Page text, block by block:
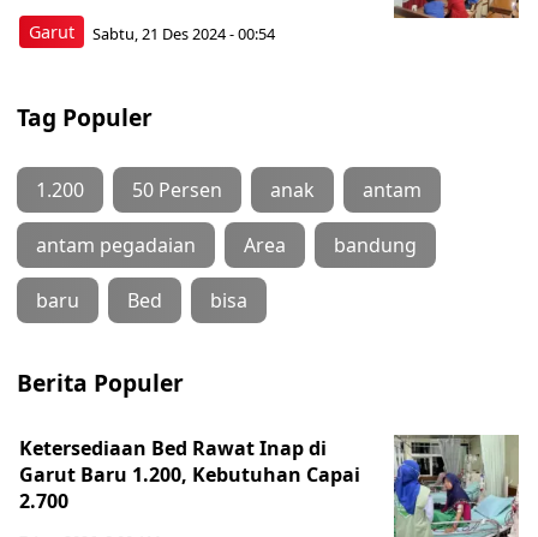
Garut Sabtu, 21 Des 2024 - 00:54
Tag Populer
1.200 50 Persen anak antam
antam pegadaian Area bandung
baru Bed bisa
Berita Populer
Ketersediaan Bed Rawat Inap di
Garut Baru 1.200, Kebutuhan Capai
2.700